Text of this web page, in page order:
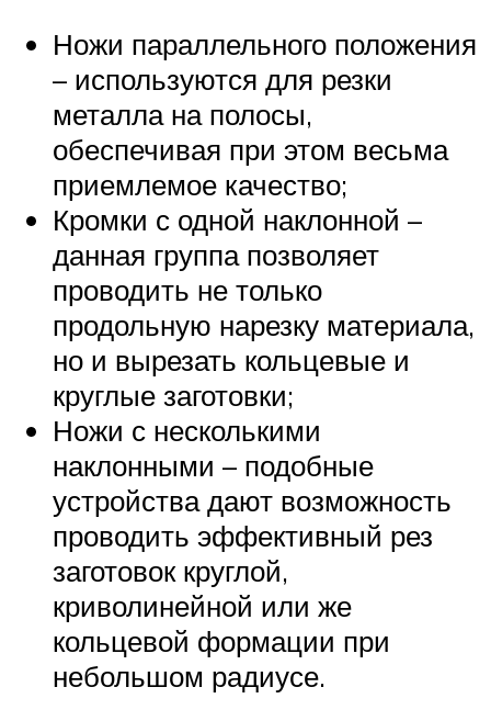
Ножи параллельного положения
– используются для резки
металла на полосы,
обеспечивая при этом весьма
приемлемое качество;
Кромки с одной наклонной –
данная группа позволяет
проводить не только
продольную нарезку материала,
но и вырезать кольцевые и
круглые заготовки;
Ножи с несколькими
наклонными – подобные
устройства дают возможность
проводить эффективный рез
заготовок круглой,
криволинейной или же
кольцевой формации при
небольшом радиусе.